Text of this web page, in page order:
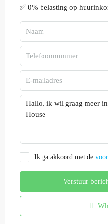
✅ 0% belasting op
Ik ga akkoord met de
Verstuur